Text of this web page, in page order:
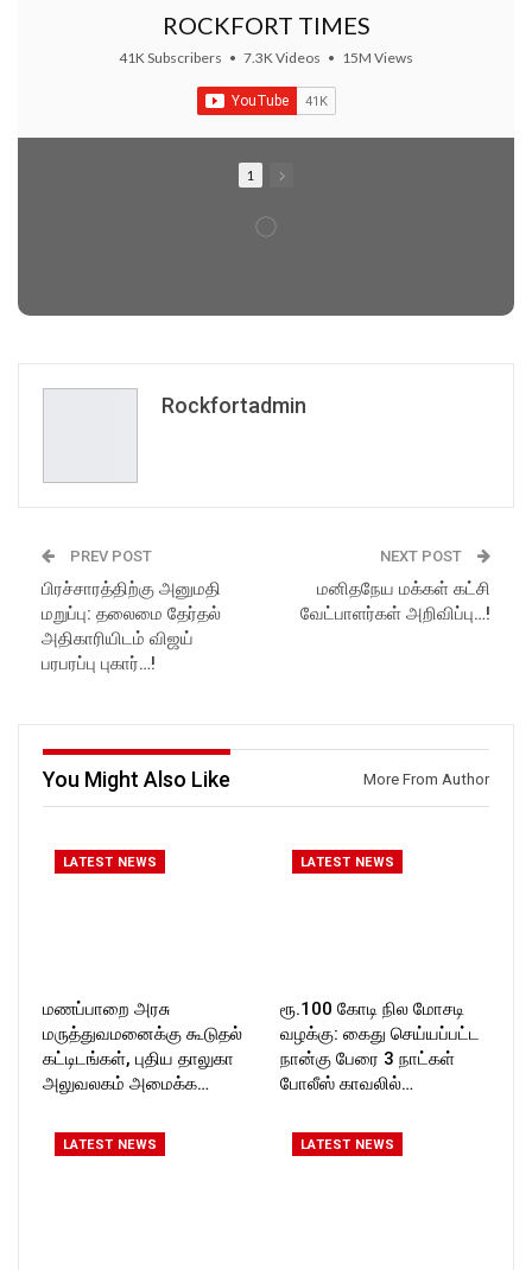
ROCKFORT TIMES
41K Subscribers • 7.3K Videos • 15M Views
1
Rockfortadmin
PREV POST
பிரச்சாரத்திற்கு அனுமதி
மறுப்பு: தலைமை தேர்தல்
அதிகாரியிடம் விஜய்
பரபரப்பு புகார்…!
NEXT POST
மனிதநேய மக்கள் கட்சி
வேட்பாளர்கள் அறிவிப்பு…!
You Might Also Like More From Author
LATEST NEWS
மணப்பாறை அரசு
மருத்துவமனைக்கு கூடுதல்
கட்டிடங்கள், புதிய தாலுகா
அலுவலகம் அமைக்க…
LATEST NEWS
ரூ.100 கோடி நில மோசடி
வழக்கு: கைது செய்யப்பட்ட
நான்கு பேரை 3 நாட்கள்
போலீஸ் காவலில்…
LATEST NEWS LATEST NEWS